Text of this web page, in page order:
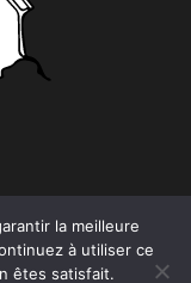
la meilleure
à utiliser ce
êtes satisfait.